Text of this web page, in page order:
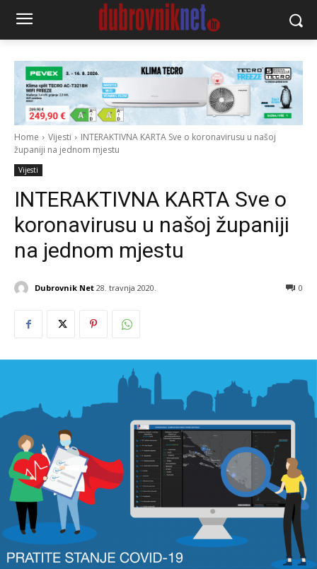
Home Vijesti
INTERAKTIVNA KARTA Sve o koronavirusu u našoj
županiji na jednom mjestu
Vijesti
INTERAKTIVNA KARTA Sve o
koronavirusu u našoj županiji
na jednom mjestu
Dubrovnik Net 28. travnja 2020. 0